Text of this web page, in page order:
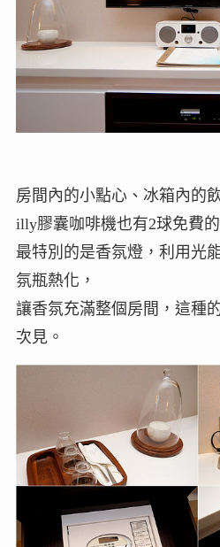
房間內的小點心、冰箱內的
illy膠囊咖啡機也有2球免費
最特別的是香氛燈，利用光
氛瓶熱化，
讓香氛充滿整個房間，這種
次見。